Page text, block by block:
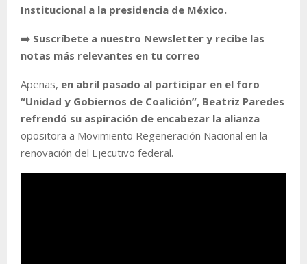
Institucional a la presidencia de México.
➡️ Suscríbete a nuestro Newsletter y recibe las
notas más relevantes en tu correo
Apenas, en abril pasado al participar en el foro
“Unidad y Gobiernos de Coalición”, Beatriz Paredes
refrendó su aspiración de encabezar la alianza
opositora a Movimiento Regeneración Nacional en la
renovación del Ejecutivo federal.